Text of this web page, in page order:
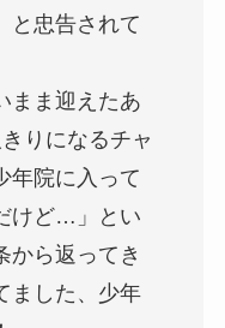
と忠告されて
まま迎えたあ
りになるチャ
年院に入って
けど…」とい
から返ってき
ました、少年